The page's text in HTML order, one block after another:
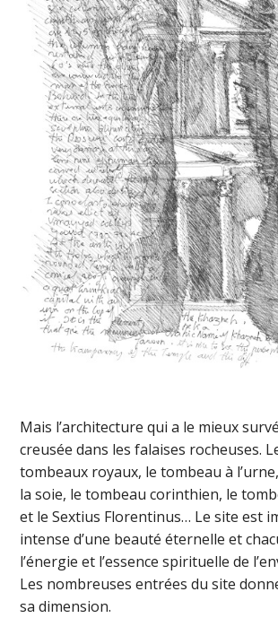
Mais l’architecture qui a le mieux
creusée dans les falaises rocheuses.
tombeaux royaux, le tombeau à
la soie, le tombeau corinthien, le
et le Sextius Florentinus… Le site est
intense d’une beauté éternelle et
l’énergie et l’essence spirituelle de
Les nombreuses entrées du site
sa dimension.